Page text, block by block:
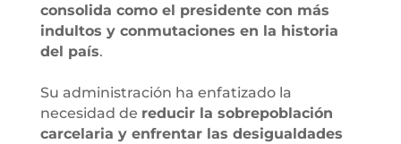
consolida como el presidente con más
indultos y conmutaciones en la historia
del país.
Su administración ha enfatizado la
necesidad de reducir la sobrepoblación
carcelaria y enfrentar las desigualdades